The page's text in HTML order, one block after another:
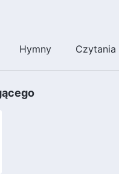
Hymny Czytania